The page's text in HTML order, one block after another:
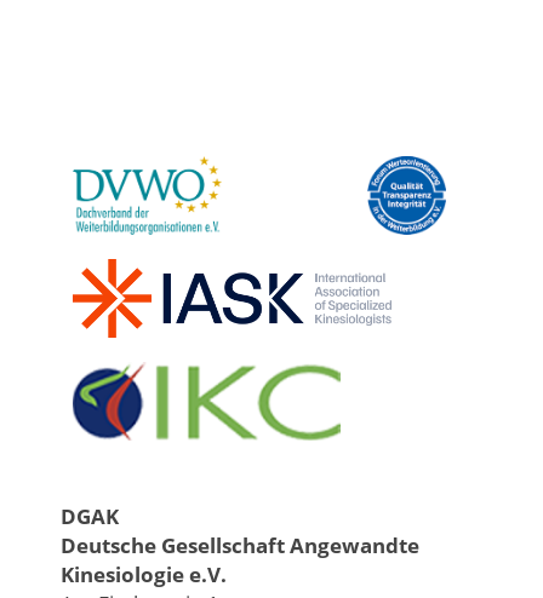
DGAK
Deutsche Gesellschaft Angewandte
Kinesiologie e.V.